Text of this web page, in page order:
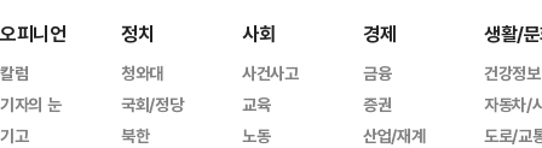
오피니언
칼럼
기자의 눈
기고
정치
청와대
국회/정당
북한
사회
사건사고
교육
노동
경제
금융
증권
산업/재계
생활/
건강정보
자동차/
도로/교